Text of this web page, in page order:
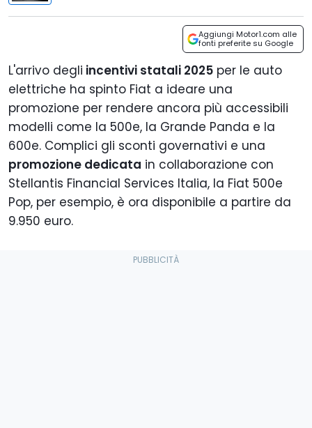
Aggiungi Motor1.com alle
fonti preferite su Google
L'arrivo degli incentivi statali 2025 per le auto
elettriche ha spinto Fiat a ideare una
promozione per rendere ancora più accessibili
modelli come la 500e, la Grande Panda e la
600e. Complici gli sconti governativi e una
promozione dedicata in collaborazione con
Stellantis Financial Services Italia, la Fiat 500e
Pop, per esempio, è ora disponibile a partire da
9.950 euro.